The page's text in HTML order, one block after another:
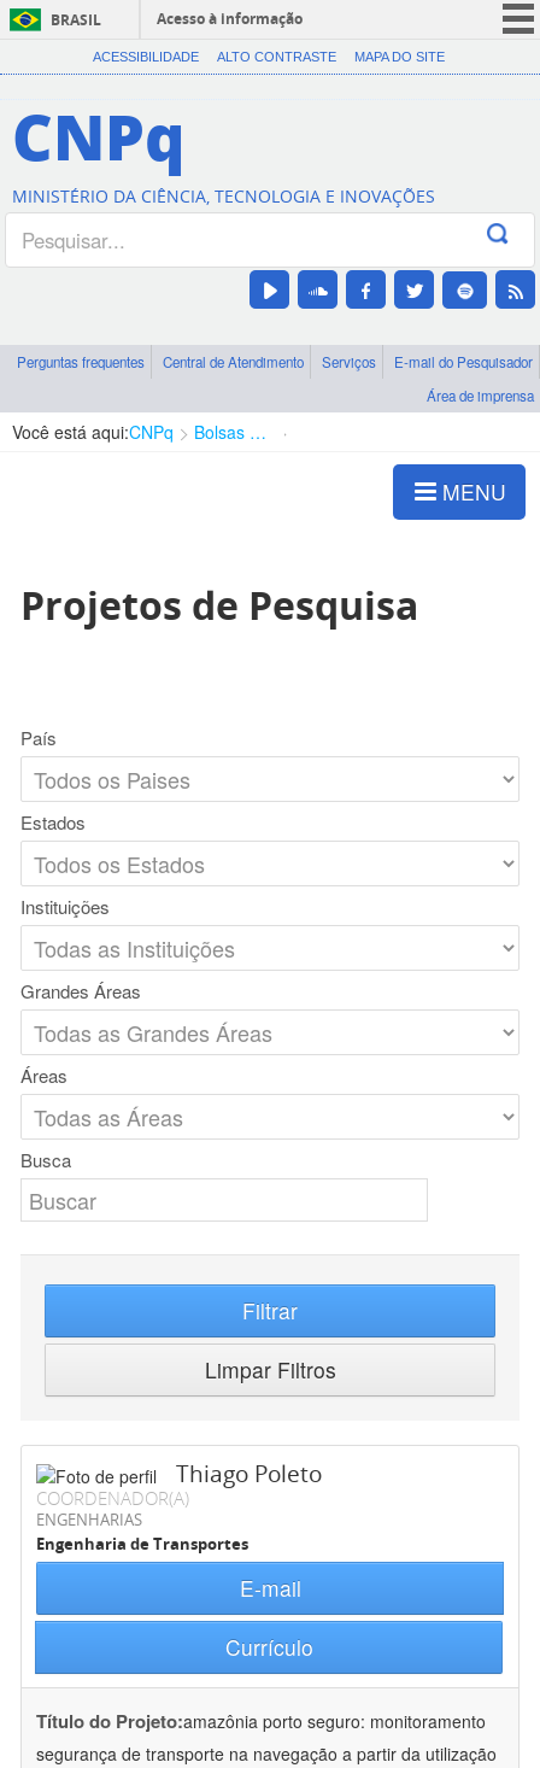
BRASIL
Acesso à informação
CORONAVÍRUS (COVID-19)
Canais
ACESSIBILIDADE ALTO CONTRASTE MAPA DO SITE
CNPq
MINISTÉRIO DA CIÊNCIA, TECNOLOGIA E INOVAÇÕES
Perguntas frequentes Central de Atendimento Serviços
E-mail do Pesquisador
Área de imprensa
Você está aqui:CNPq Bolsas e Auxílios Vigentes
MENU
Projetos de Pesquisa
País
Estados
Instituições
Grandes Áreas
Áreas
Busca
Filtrar
Limpar Filtros
Thiago Poleto
COORDENADOR(A)
ENGENHARIAS
Engenharia de Transportes
E-mail
Currículo
Título do Projeto:amazônia porto seguro: monitoramento
segurança de transporte na navegação a partir da utilização